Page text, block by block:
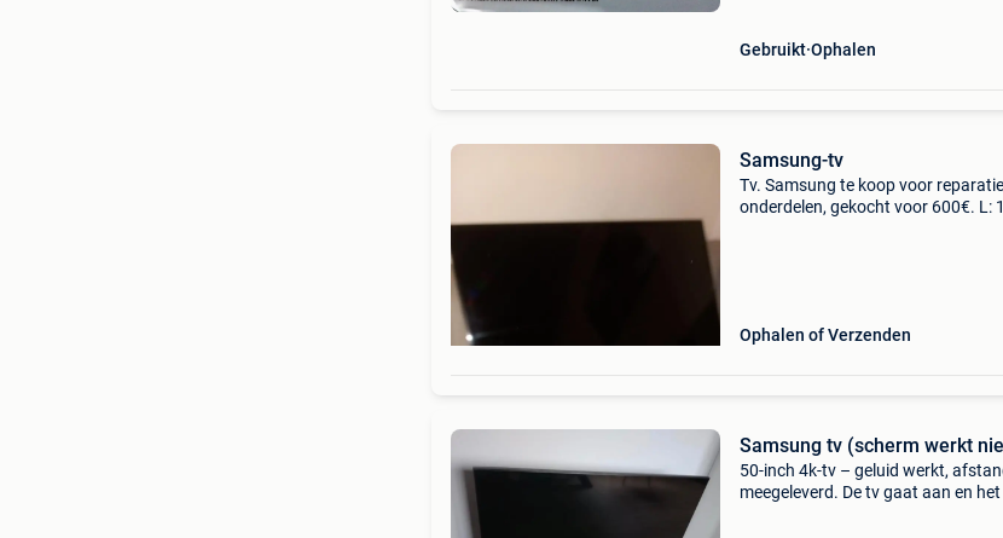
Gebruikt Ophalen
Samsung-tv
Tv. Samsung te koop voor
onderdelen, gekocht voor 600€. L:
Ophalen of Verzenden
Samsung tv (scherm werkt
50-inch 4k-tv – geluid werkt,
meegeleverd. De tv gaat aan en